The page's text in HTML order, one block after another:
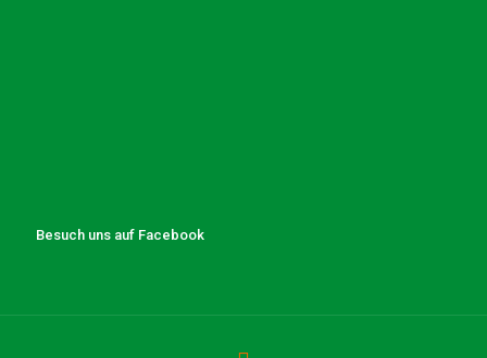
Besuch uns auf Facebook